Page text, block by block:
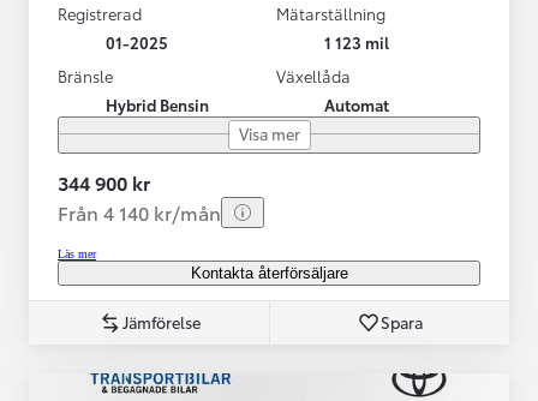
Registrerad
01-2025
Mätarställning
1 123 mil
Bränsle
Hybrid Bensin
Växellåda
Automat
Visa mer
344 900 kr
Från 4 140 kr/mån
Läs mer
Kontakta återförsäljare
Jämförelse Spara